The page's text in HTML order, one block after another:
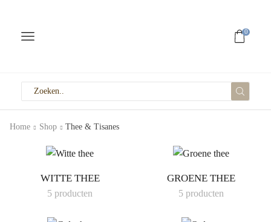
0
Home Shop Thee & Tisanes
WITTE THEE
5 producten
GROENE THEE
5 producten